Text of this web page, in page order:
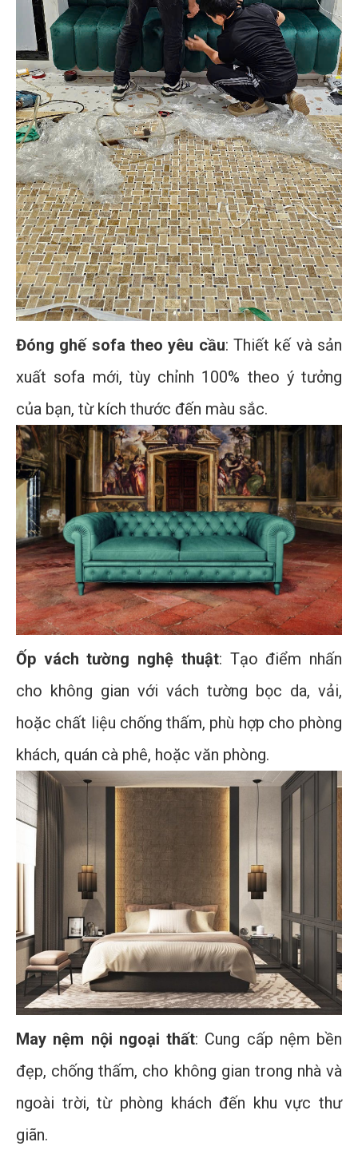
Đóng ghế sofa theo yêu cầu: Thiết kế và sản
xuất sofa mới, tùy chỉnh 100% theo ý tưởng
của bạn, từ kích thước đến màu sắc.
Ốp vách tường nghệ thuật: Tạo điểm nhấn
cho không gian với vách tường bọc da, vải,
hoặc chất liệu chống thấm, phù hợp cho phòng
khách, quán cà phê, hoặc văn phòng.
May nệm nội ngoại thất: Cung cấp nệm bền
đẹp, chống thấm, cho không gian trong nhà và
ngoài trời, từ phòng khách đến khu vực thư
giãn.